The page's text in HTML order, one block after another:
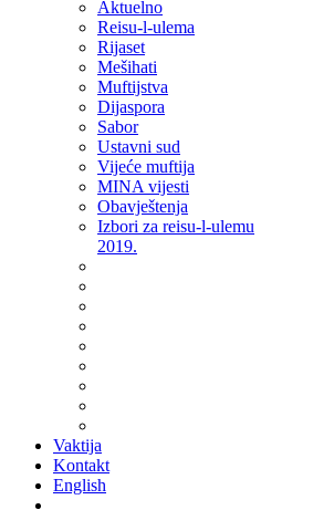
Aktuelno
Reisu-l-ulema
Rijaset
Mešihati
Muftijstva
Dijaspora
Sabor
Ustavni sud
Vijeće muftija
MINA vijesti
Obavještenja
Izbori za reisu-l-ulemu
2019.
Vaktija
Kontakt
English